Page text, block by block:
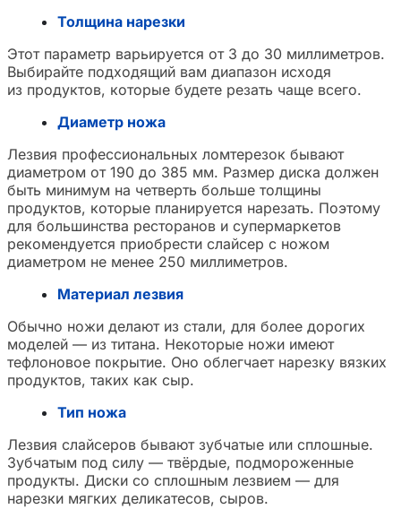
Толщина нарезки
Этот параметр варьируется от 3 до 30 миллиметров.
Выбирайте подходящий вам диапазон исходя
из продуктов, которые будете резать чаще всего.
Диаметр ножа
Лезвия профессиональных ломтерезок бывают
диаметром от 190 до 385 мм. Размер диска должен
быть минимум на четверть больше толщины
продуктов, которые планируется нарезать. Поэтому
для большинства ресторанов и супермаркетов
рекомендуется приобрести слайсер с ножом
диаметром не менее 250 миллиметров.
Материал лезвия
Обычно ножи делают из стали, для более дорогих
моделей — из титана. Некоторые ножи имеют
тефлоновое покрытие. Оно облегчает нарезку вязких
продуктов, таких как сыр.
Тип ножа
Лезвия слайсеров бывают зубчатые или сплошные.
Зубчатым под силу — твёрдые, подмороженные
продукты. Диски со сплошным лезвием — для
нарезки мягких деликатесов, сыров.